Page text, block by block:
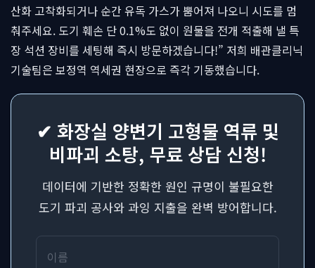
산화 고착화되거나 순간 유독 가스가 뿜어져 나오니 시도를 멈
춰주세요. 도기 훼손 단 0.1%도 없이 원물을 전개 적출해 낼 특
장 석션 장비를 세팅해 즉시 방문하겠습니다!” 저희 배관클리닉
기술팀은 보정역 역세권 현장으로 즉각 기동했습니다.
✔ 화장실 양변기 고형물 역류 및
비파괴 소탕, 무료 상담 신청!
데이터에 기반한 정확한 원인 규명이 불필요한
도기 파괴 공사와 과잉 지출을 완벽 방어합니다.